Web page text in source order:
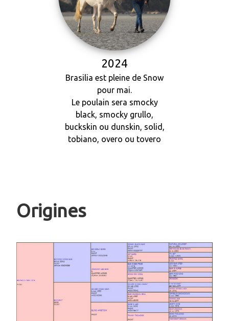
2024
Brasilia est pleine de Snow
pour mai.
Le poulain sera smocky
black, smocky grullo,
buckskin ou dunskin, solid,
tobiano, overo ou tovero
Origines